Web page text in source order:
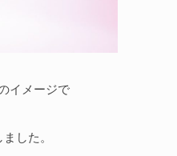
イメージで
した。